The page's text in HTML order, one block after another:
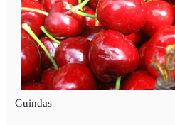
Guindas